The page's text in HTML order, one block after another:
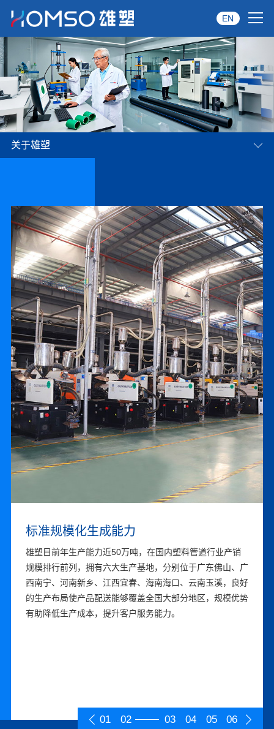
首页
关于雄塑
产品中心
品牌服务
资讯中心
经销商专区
经典案例
联系我们
EN
关于雄塑
雄塑六力并进
筑就时代巨擎
01
卓越的品牌运营能力
自成立以来，雄塑先后获得“广东省名牌产品”“中国驰名商
标”、“中国管材市场**竞争力10强企业”、“中国管材行业十
大功勋企业”、“中国企业五星品牌”等荣誉。持续优化产品
设计、加工制造、品质检测、客户服务等生产、服务全流
程，通过提供卓越的产品与服务品质，不断丰富产品品牌价
02
标准规模化生成能力
雄塑目前年生产能力近50万吨，在国内塑料管道行业产销
规模排行前列，拥有六大生产基地，分别位于广东佛山、广
西南宁、河南新乡、江西宜春、海南海口、云南玉溪，良好
的生产布局使产品配送能够覆盖全国大部分地区，规模优势
有助降低生产成本，提升客户服务能力。
曾参与多项行业标准编制，是国家级高新技术企业，拥有国
家CNAS认可工程实验室，研发管理体系完备，研发团队经
验丰富。持续创新生产工艺，提升产品性能；加大研发力
度，完善自主知识产权，技术与工艺成果落地转化成效显
著。产品涵括PVC、PPR、PE三大系列管道产品，细分品
雄塑深耕行业多年，建立了直销团队、经销商、工程服务商
等在内的多渠道销售体系，具有较强的营销和服务能力。在
主要省份的地级城市和重要的县级城市设立经销商，与雄塑
合作的经销商超过500家，并与水务、农业、电网、通信等
行业众多知名企业建立了长期稳定的合作关系。针对经销
雄塑深度执行ISO质量管控体系，强化生产计划管理，完善
质量管理体系，原材料采购、制造和物流等各个环节合理衔
接。拥有一大批先进的生产和检测设备，经过长期的生产实
践，掌握一系列先进的工艺手段，不断对设备生产线优化设
计，提升生产的智能化、数字化管理水平。雄塑的精益生产
雄塑秉承“雄心永固、塑造未来”的远大梦想，指导和规范企
业经营活动，形成独特的企业文化，具备强大的团队凝聚
力。持续加强人力资源体系建设，根据战略需要推动组织变
革，优化考核、激励机制，已建立具备行业专业背景、形成
梯队的高素质人才团队。现有的高级管理人员和核心技术人
01 02 03 04 05 06